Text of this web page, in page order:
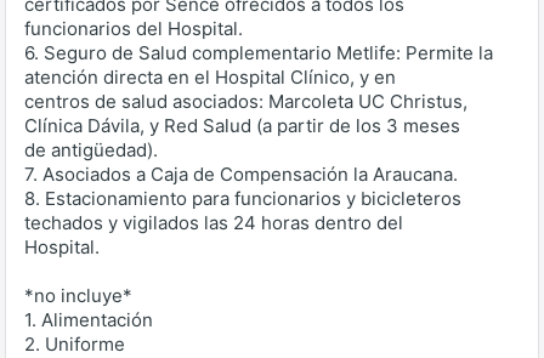
funcionarios del Hospital.
6. Seguro de Salud complementario Metlife: Permite la
atención directa en el Hospital Clínico, y en
centros de salud asociados: Marcoleta UC Christus,
Clínica Dávila, y Red Salud (a partir de los 3 meses
de antigüedad).
7. Asociados a Caja de Compensación la Araucana.
8. Estacionamiento para funcionarios y bicicleteros
techados y vigilados las 24 horas dentro del
Hospital.
*no incluye*
1. Alimentación
2. Uniforme